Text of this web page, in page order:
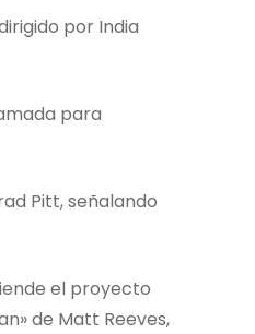
por India
para
Pitt, señalando
el proyecto
de Matt Reeves,